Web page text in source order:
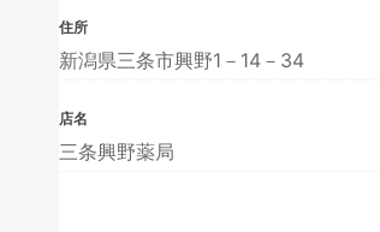
住所
新潟県三条市興野1－14－34
店名
三条興野薬局